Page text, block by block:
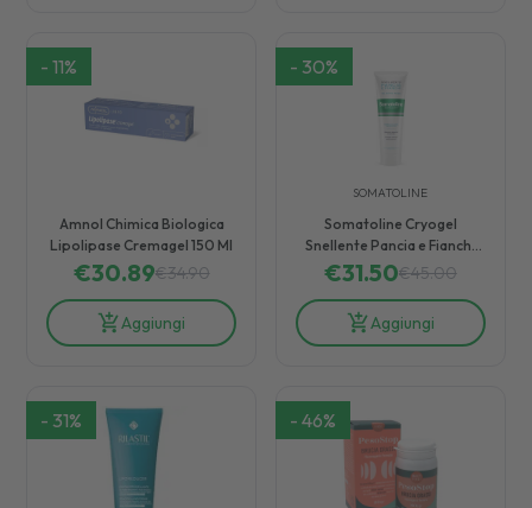
-11%
Amnol Chimica Biologica
Lipolipase Cremagel 150 Ml
€30.89€34.90
Aggiungi
- 30%
SOMATOLINE
Somatoline Cryogel
Snellente Pancia e Fianchi
250 ml
€31.50€45.00
Aggiungi
- 31% - 46%